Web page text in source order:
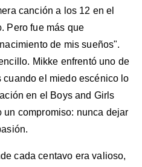
canción a los 12 en el
Pero fue más que
de mis sueños".
Mikke enfrentó uno de
el miedo escénico lo
en el Boys and Girls
compromiso: nunca dejar
cada centavo era valioso,